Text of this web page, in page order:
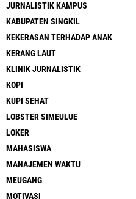
JURNALISTIK KAMPUS
KABUPATEN SINGKIL
KEKERASAN TERHADAP ANAK
KERANG LAUT
KLINIK JURNALISTIK
KOPI
KUPI SEHAT
LOBSTER SIMEULUE
LOKER
MAHASISWA
MANAJEMEN WAKTU
MEUGANG
MOTIVASI